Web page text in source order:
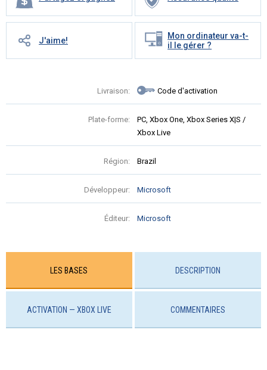
J'aime!
Mon ordinateur va-t-
il le gérer ?
Livraison: Code d'activation
Plate-forme:
PC, Xbox One, Xbox Series X|S /
Xbox Live
Région: Brazil
Développeur: Microsoft
Éditeur: Microsoft
LES BASES DESCRIPTION
ACTIVATION — XBOX LIVE COMMENTAIRES